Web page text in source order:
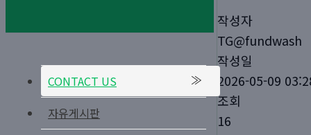
CONTACT US
자유게시판
작성자
TG@fundwash
작성일
2026-05-09
조회
16